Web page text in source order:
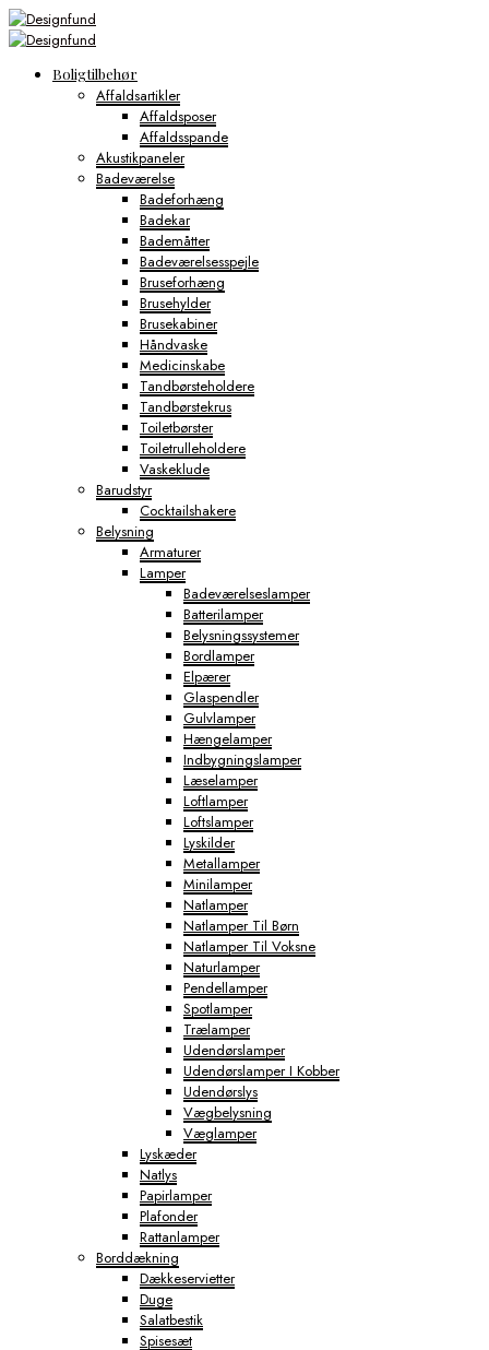
Boligtilbehør
Affaldsartikler
Affaldsposer
Affaldsspande
Akustikpaneler
Badeværelse
Badeforhæng
Badekar
Bademåtter
Badeværelsesspejle
Bruseforhæng
Brusehylder
Brusekabiner
Håndvaske
Medicinskabe
Tandbørsteholdere
Tandbørstekrus
Toiletbørster
Toiletrulleholdere
Vaskeklude
Barudstyr
Cocktailshakere
Belysning
Armaturer
Lamper
Badeværelseslamper
Batterilamper
Belysningssystemer
Bordlamper
Elpærer
Glaspendler
Gulvlamper
Hængelamper
Indbygningslamper
Læselamper
Loftlamper
Loftslamper
Lyskilder
Metallamper
Minilamper
Natlamper
Natlamper Til Børn
Natlamper Til Voksne
Naturlamper
Pendellamper
Spotlamper
Trælamper
Udendørslamper
Udendørslamper I Kobber
Udendørslys
Vægbelysning
Væglamper
Lyskæder
Natlys
Papirlamper
Plafonder
Rattanlamper
Borddækning
Dækkeservietter
Duge
Salatbestik
Spisesæt